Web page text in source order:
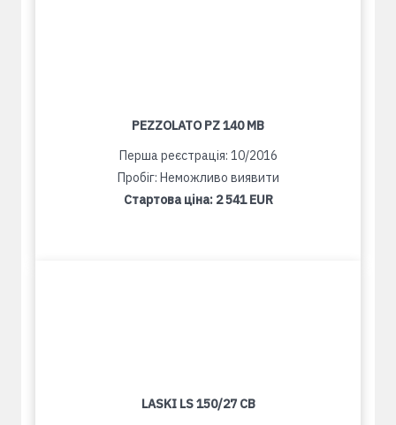
PEZZOLATO PZ 140 MB
Перша реєстрація: 10/2016
Пробіг: Неможливо виявити
Стартова ціна: 2 541 EUR
LASKI LS 150/27 CB